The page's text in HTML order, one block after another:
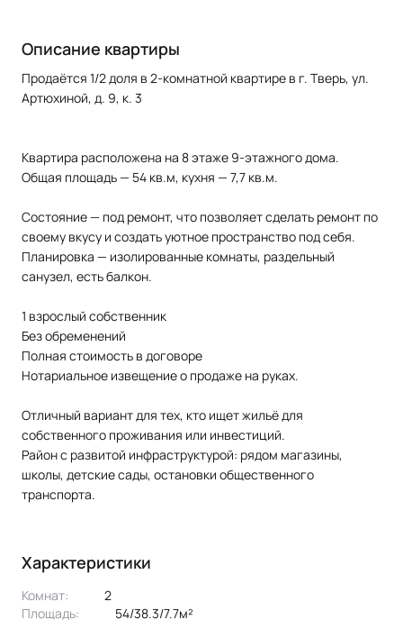
Описание квартиры
Продаётся 1/2 доля в 2-комнатной квартире в г. Тверь, ул.
Артюхиной, д. 9, к. 3
Квартира расположена на 8 этаже 9-этажного дома.
Общая площадь — 54 кв.м, кухня — 7,7 кв.м.
Состояние — под ремонт, что позволяет сделать ремонт по
своему вкусу и создать уютное пространство под себя.
Планировка — изолированные комнаты, раздельный
санузел, есть балкон.
1 взрослый собственник
Без обременений
Полная стоимость в договоре
Нотариальное извещение о продаже на руках.
Отличный вариант для тех, кто ищет жильё для
собственного проживания или инвестиций.
Район с развитой инфраструктурой: рядом магазины,
школы, детские сады, остановки общественного
транспорта.
Характеристики
Комнат:
2
Площадь:
54/38.3/7.7м²